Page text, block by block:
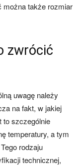
można także rozmiar
zwrócić
uwagę należy
na fakt, w jakiej
to szczególnie
temperatury, a tym
rodzaju
technicznej,